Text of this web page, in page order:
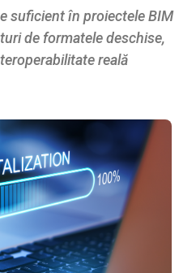
suficient în proiectele BIM
de formatele deschise,
reală